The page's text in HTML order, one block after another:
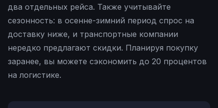
два отдельных рейса. Также учитывайте
сезонность: в осенне-зимний период спрос на
доставку ниже, и транспортные компании
нередко предлагают скидки. Планируя покупку
заранее, вы можете сэкономить до 20 процентов
на логистике.